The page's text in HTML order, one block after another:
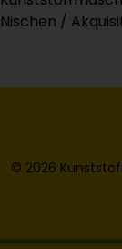
Nischen /
© 2026